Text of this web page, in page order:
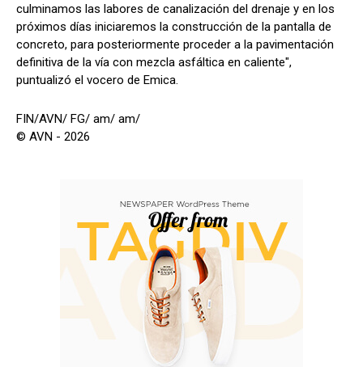
culminamos las labores de canalización del drenaje y en los
próximos días iniciaremos la construcción de la pantalla de
concreto, para posteriormente proceder a la pavimentación
definitiva de la vía con mezcla asfáltica en caliente",
puntualizó el vocero de Emica.
FIN/AVN/ FG/ am/ am/
© AVN - 2026